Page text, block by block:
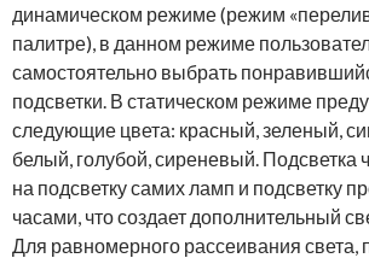
динамическом режиме (режим
палитре), в данном режиме
самостоятельно выбрать
подсветки. В статическом режиме
следующие цвета: красный, зеленый,
белый, голубой, сиреневый. Подсветка
на подсветку самих ламп и подсветку
часами, что создает дополнительный
Для равномерного рассеивания света,